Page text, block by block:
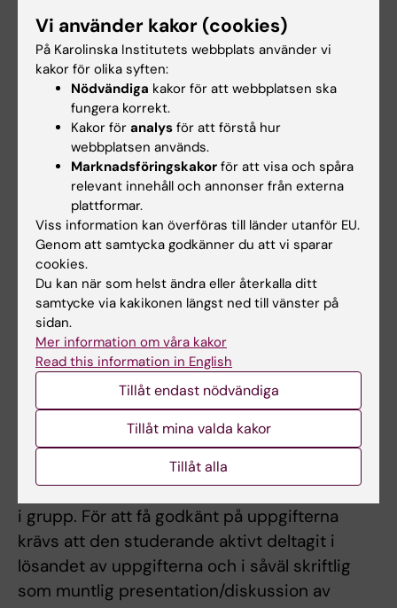
Arbetsformer
Kursen genomförs som distansutbildning och
har ett studentaktiverande lärande i fokus
som pedagogisk modell.
Distansundervisningen är IT-baserad och
utmärks av ett självständigt och kollaborativt
lärande. I kursen förekommer såväl
individuella studieuppgifter, arbete i grupp,
virtuella diskussioner och seminarier och
föreläsningar.
Examination
Examinationsformerna är dels formativa, dvs
utvärdering under kursens gång, dels
summativa, dvs utvärdering av kursens
innehåll. Den formativa examinationen sker
genom aktivt deltagande i
seminarieredovisningar, både individuella och
i grupp. För att få godkänt på uppgifterna
krävs att den studerande aktivt deltagit i
lösandet av uppgifterna och i såväl skriftlig
som muntlig presentation/diskussion av
Vi använder kakor (cookies)
På Karolinska Institutets webbplats använder vi
kakor för olika syften:
Nödvändiga kakor för att webbplatsen ska
fungera korrekt.
Kakor för analys för att förstå hur
webbplatsen används.
Marknadsföringskakor för att visa och spåra
relevant innehåll och annonser från externa
plattformar.
Viss information kan överföras till länder utanför EU.
Genom att samtycka godkänner du att vi sparar
cookies.
Du kan när som helst ändra eller återkalla ditt
samtycke via kakikonen längst ned till vänster på
sidan.
Mer information om våra kakor
Read this information in English
Tillåt endast nödvändiga
Tillåt mina valda kakor
Tillåt alla